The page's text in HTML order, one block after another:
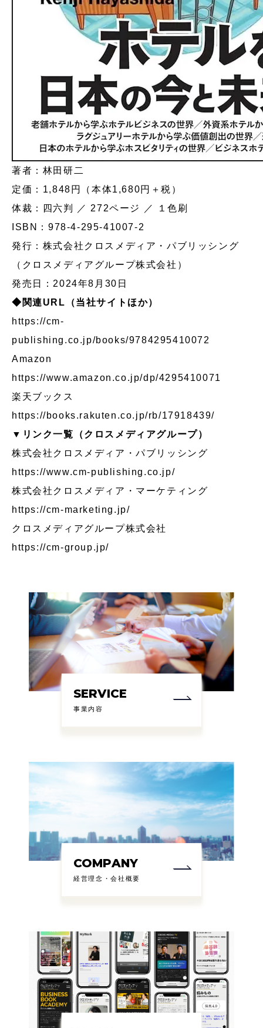
著者：林田研二
定価：1,848円（本体1,680円＋税）
体裁：四六判 ／ 272ページ ／ １色刷
ISBN：978-4-295-41007-2
発行：株式会社クロスメディア・パブリッシング
（クロスメディアグループ株式会社）
発売日：2024年8月30日
◆関連URL（当社サイトほか）
https://cm-
publishing.co.jp/books/9784295410072
Amazon
https://www.amazon.co.jp/dp/4295410071
楽天ブックス
https://books.rakuten.co.jp/rb/17918439/
▼リンク一覧（クロスメディアグループ）
株式会社クロスメディア・パブリッシング
https://www.cm-publishing.co.jp/
株式会社クロスメディア・マーケティング
https://cm-marketing.jp/
クロスメディアグループ株式会社
https://cm-group.jp/
SERVICE
事業内容
COMPANY
経営理念・会社概要